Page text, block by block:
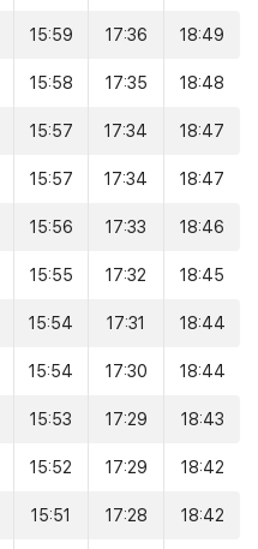
15:59 17:36 18:49
15:58 17:35 18:48
15:57 17:34 18:47
15:57 17:34 18:47
15:56 17:33 18:46
15:55 17:32 18:45
15:54 17:31 18:44
15:54 17:30 18:44
15:53 17:29 18:43
15:52 17:29 18:42
15:51 17:28 18:42